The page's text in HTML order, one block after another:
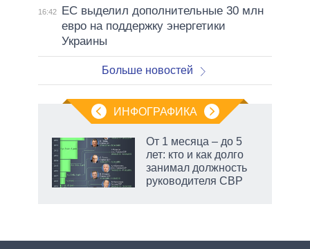
16:42
ЕС выделил дополнительные 30 млн
евро на поддержку энергетики
Украины
Больше новостей
ИНФОГРАФИКА
От 1 месяца – до 5
лет: кто и как долго
занимал должность
руководителя СВР